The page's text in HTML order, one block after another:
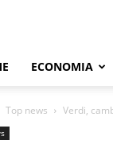
ECONOMIA
Top news Verdi,